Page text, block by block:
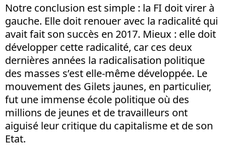
Notre conclusion est simple : la FI doit virer à
gauche. Elle doit renouer avec la radicalité qui
avait fait son succès en 2017. Mieux : elle doit
développer cette radicalité, car ces deux
dernières années la radicalisation politique
des masses s’est elle-même développée. Le
mouvement des Gilets jaunes, en particulier,
fut une immense école politique où des
millions de jeunes et de travailleurs ont
aiguisé leur critique du capitalisme et de son
Etat.